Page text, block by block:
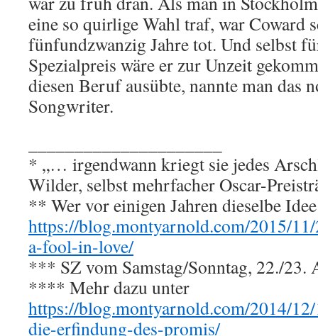
eine so quirlige Wahl traf, war Coward
fünfundzwanzig Jahre tot. Und selbst
Spezialpreis wäre er zur Unzeit
diesen Beruf ausübte, nannte man das
Songwriter.
* „… irgendwann kriegt sie jedes
Wilder, selbst mehrfacher Oscar-
** Wer vor einigen Jahren dieselbe
https://blog.montyarnold.com/2015/
a-fool-in-love/
*** SZ vom Samstag/Sonntag, 22./23.
**** Mehr dazu unter
https://blog.montyarnold.com/2014/
die-erfindung-des-promis/